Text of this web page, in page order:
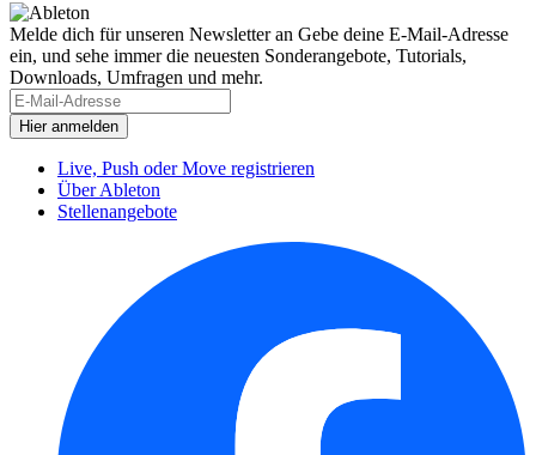
Melde dich für unseren Newsletter an Gebe deine E-Mail-Adresse
ein, und sehe immer die neuesten Sonderangebote, Tutorials,
Downloads, Umfragen und mehr.
Live, Push oder Move registrieren
Über Ableton
Stellenangebote